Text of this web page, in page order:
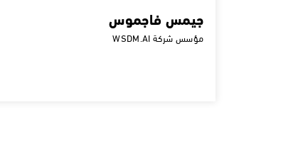
جيمس فاجموس
مؤسس شركة WSDM.AI